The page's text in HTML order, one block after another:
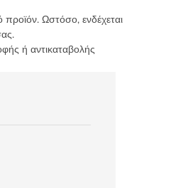
προϊόν. Ωστόσο, ενδέχεται
ή αντικαταβολής